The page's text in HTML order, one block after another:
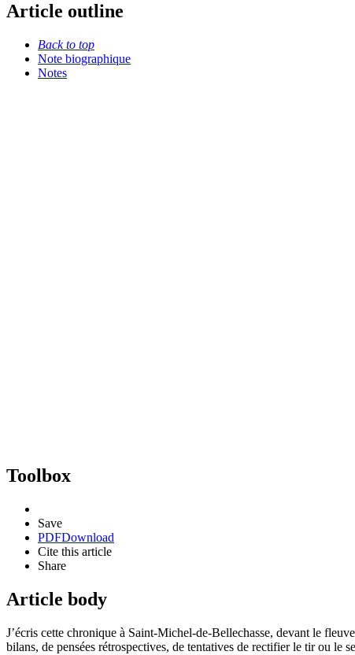
Article outline
Back to top
Note biographique
Notes
Toolbox
Save
PDFDownload
Cite this article
Share
Article body
J’écris cette chronique à Saint-Michel-de-Bellechasse, devant le
bilans, de pensées rétrospectives, de tentatives de rectifier le tir ou le